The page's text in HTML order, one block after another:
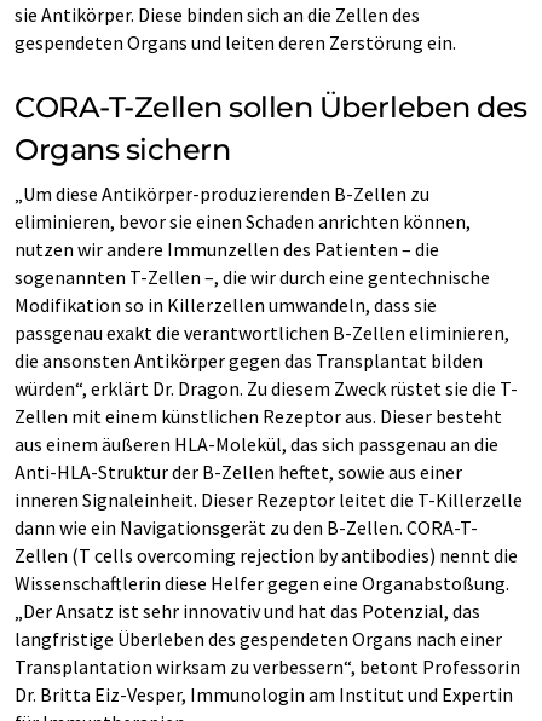
sie Antikörper. Diese binden sich an die Zellen des
gespendeten Organs und leiten deren Zerstörung ein.
CORA-T-Zellen sollen Überleben des
Organs sichern
„Um diese Antikörper-produzierenden B-Zellen zu
eliminieren, bevor sie einen Schaden anrichten können,
nutzen wir andere Immunzellen des Patienten – die
sogenannten T-Zellen –, die wir durch eine gentechnische
Modifikation so in Killerzellen umwandeln, dass sie
passgenau exakt die verantwortlichen B-Zellen eliminieren,
die ansonsten Antikörper gegen das Transplantat bilden
würden“, erklärt Dr. Dragon. Zu diesem Zweck rüstet sie die T-
Zellen mit einem künstlichen Rezeptor aus. Dieser besteht
aus einem äußeren HLA-Molekül, das sich passgenau an die
Anti-HLA-Struktur der B-Zellen heftet, sowie aus einer
inneren Signaleinheit. Dieser Rezeptor leitet die T-Killerzelle
dann wie ein Navigationsgerät zu den B-Zellen. CORA-T-
Zellen (T cells overcoming rejection by antibodies) nennt die
Wissenschaftlerin diese Helfer gegen eine Organabstoßung.
„Der Ansatz ist sehr innovativ und hat das Potenzial, das
langfristige Überleben des gespendeten Organs nach einer
Transplantation wirksam zu verbessern“, betont Professorin
Dr. Britta Eiz-Vesper, Immunologin am Institut und Expertin